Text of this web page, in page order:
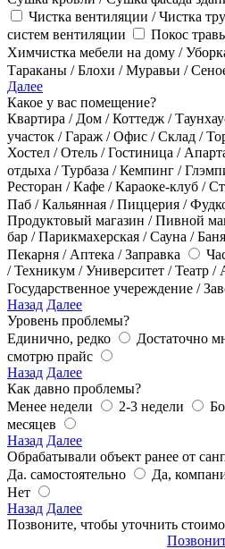
Чистка вентиляции / Чистка
систем вентиляции
Покос
Химчистка мебели на дому /
Тараканы / Блохи / Муравьи /
Далее
Какое у вас помещение?
Квартира / Дом / Коттедж /
участок / Гараж / Офис / Склад /
Хостел / Отель / Гостиница /
отдыха / Турбаза / Кемпинг /
Ресторан / Кафе / Караоке-клуб /
Паб / Кальянная / Пиццерия /
Продуктовый магазин / Пивной
бар / Парикмахерская / Сауна /
Пекарня / Аптека / Заправка
/ Техникум / Университет / Театр /
Государственное учереждение /
Назад Далее
Уровень проблемы?
Единично, редко
Достаточно
смотрю прайс
Назад Далее
Как давно проблемы?
Менее недели
2-3 недели
месяцев
Назад Далее
Обрабатывали объект ранее от
Да. самостоятельно
Да,
Нет
Назад Далее
Позвоните, чтобы уточнить